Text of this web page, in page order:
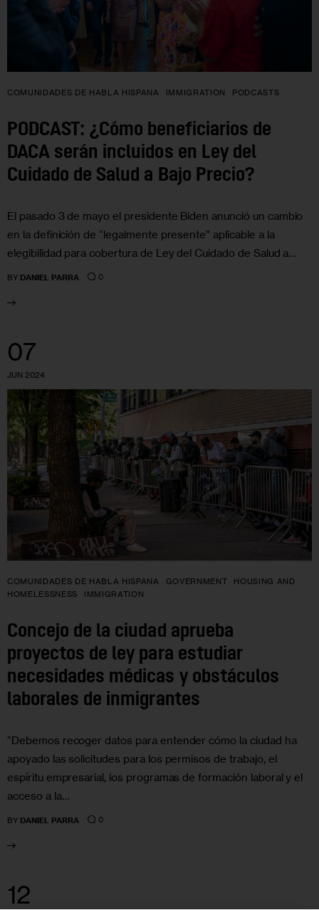
COMUNIDADES DE HABLA HISPANA IMMIGRATION PODCASTS
PODCAST: ¿Cómo beneficiarios de
DACA serán incluidos en Ley del
Cuidado de Salud a Bajo Precio?
El pasado 3 de mayo el presidente Biden anunció un cambio
en la definición de “legalmente presente” aplicable a la
elegibilidad para cobertura de Ley del Cuidado de Salud a…
BY DANIEL PARRA 0
07
JUN 2024
COMUNIDADES DE HABLA HISPANA GOVERNMENT
HOUSING AND
HOMELESSNESS
IMMIGRATION
Concejo de la ciudad aprueba
proyectos de ley para estudiar
necesidades médicas y obstáculos
laborales de inmigrantes
“Debemos recoger datos para entender cómo la ciudad ha
apoyado las solicitudes para los permisos de trabajo, el
espíritu empresarial, los programas de formación laboral y el
acceso a la…
BY DANIEL PARRA 0
12